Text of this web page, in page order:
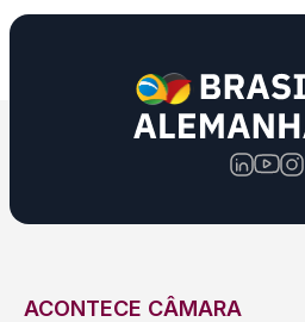
ACONTECE CÂMARA